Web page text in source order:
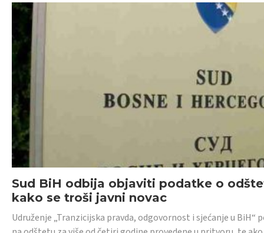
Sud BiH odbija objaviti podatke o
kako se troši javni novac
Udruženje „Tranzicijska pravda, odgovornost i sjećanje u